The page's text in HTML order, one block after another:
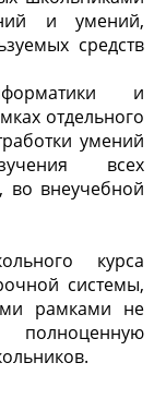
и умений,
средств
и
отдельного
умений
всех
во внеучебной
курса
системы,
рамками не